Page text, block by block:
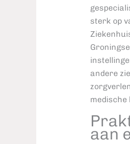
sterk op
andere
medische
aan